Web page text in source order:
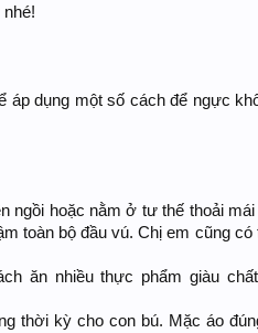
áp dụng một số cách để ngực
ngồi hoặc nằm ở tư thế thoải
toàn bộ đầu vú. Chị em cũng có
ăn nhiều thực phẩm giàu
thời kỳ cho con bú. Mặc áo